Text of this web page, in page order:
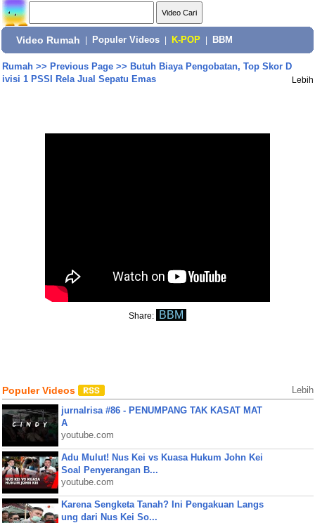
Video Rumah Populer Videos K-POP BBM
Rumah>> Previous Page>> Butuh Biaya Pengobatan, Top Skor D
ivisi 1 PSSI Rela Jual Sepatu Emas
Lebih
Share: BBM
Populer Videos Lebih
jurnalrisa #86 - PENUMPANG TAK KASAT MAT
A
youtube.com
Adu Mulut! Nus Kei vs Kuasa Hukum John Kei
Soal Penyerangan B...
youtube.com
Karena Sengketa Tanah? Ini Pengakuan Langs
ung dari Nus Kei So...